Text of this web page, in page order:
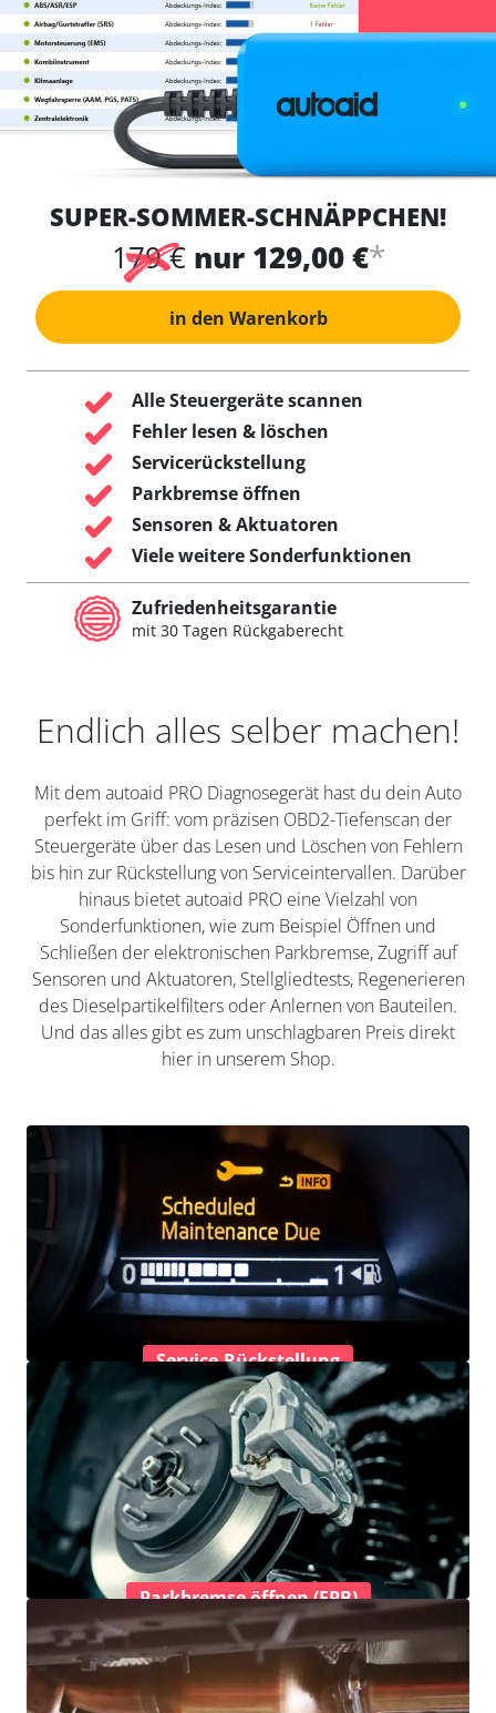
SUPER-SOMMER-SCHNÄPPCHEN!
179 € nur 129,00 €*
in den Warenkorb
Alle Steuergeräte scannen
Fehler lesen & löschen
Servicerückstellung
Parkbremse öffnen
Sensoren & Aktuatoren
Viele weitere Sonderfunktionen
Zufriedenheitsgarantie
mit 30 Tagen Rückgaberecht
Endlich alles selber machen!
Mit dem autoaid PRO Diagnosegerät hast du dein Auto
perfekt im Griff: vom präzisen OBD2-Tiefenscan der
Steuergeräte über das Lesen und Löschen von Fehlern
bis hin zur Rückstellung von Serviceintervallen. Darüber
hinaus bietet autoaid PRO eine Vielzahl von
Sonderfunktionen, wie zum Beispiel Öffnen und
Schließen der elektronischen Parkbremse, Zugriff auf
Sensoren und Aktuatoren, Stellgliedtests, Regenerieren
des Dieselpartikelfilters oder Anlernen von Bauteilen.
Und das alles gibt es zum unschlagbaren Preis direkt
hier in unserem Shop.
Service-Rückstellung
Parkbremse öffnen (EPB)